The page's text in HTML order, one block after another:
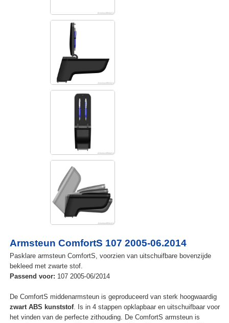
Armsteun ComfortS 107 2005-06.2014
Pasklare armsteun ComfortS, voorzien van uitschuifbare bovenzijde
bekleed met zwarte stof.
Passend voor: 107 2005-06/2014
De ComfortS middenarmsteun is geproduceerd van sterk hoogwaardig
zwart ABS kunststof. Is in 4 stappen opklapbaar en uitschuifbaar voor
het vinden van de perfecte zithouding. De ComfortS armsteun is